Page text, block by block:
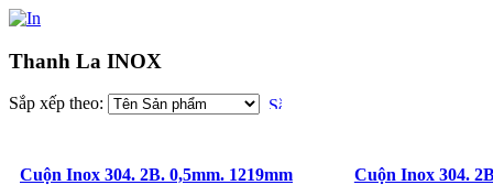
Thanh La INOX
Sắp xếp theo:
Cuộn Inox 304. 2B. 0,5mm. 1219mm Cuộn Inox 304.